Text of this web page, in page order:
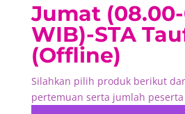
Jumat
WIB)-STA
(Offline)
Silahkan pilih produk berikut
pertemuan serta jumlah peserta